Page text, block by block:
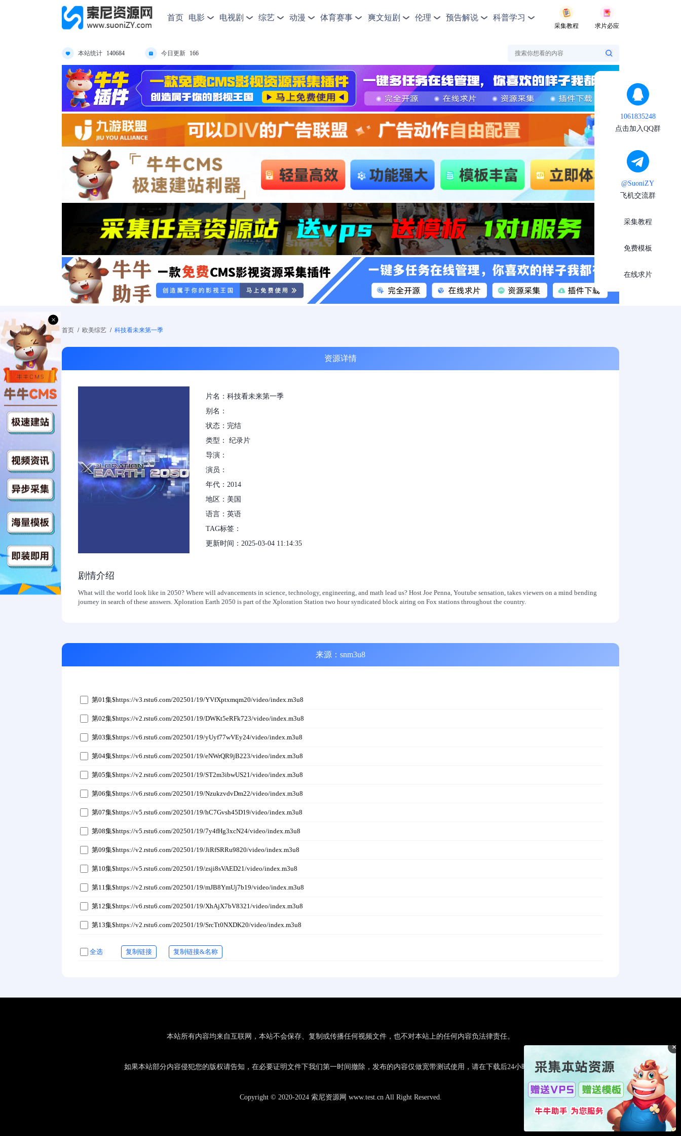
首页 电影 电视剧 综艺 动漫 体育赛事 爽文短剧 伦理 预告解说 科普学习
采集教程 求片必应
本站统计 140684 今日更新 166
首页 / 欧美综艺 / 科技看未来第一季
资源详情
片名：科技看未来第一季
别名：
状态：完结
类型： 纪录片
导演：
演员：
年代：2014
地区：美国
语言：英语
TAG标签：
更新时间：2025-03-04 11:14:35
剧情介绍
What will the world look like in 2050? Where will advancements in science, technology, engineering, and math lead us? Host Joe Penna, Youtube sensation, takes viewers on a mind bending
journey in search of these answers. Xploration Earth 2050 is part of the Xploration Station two hour syndicated block airing on Fox stations throughout the country.
来源：snm3u8
第01集$https://v3.rstu6.com/202501/19/YVfXptxmqm20/video/index.m3u8
第02集$https://v2.rstu6.com/202501/19/DWKt5eRFk723/video/index.m3u8
第03集$https://v6.rstu6.com/202501/19/yUyf77wVEy24/video/index.m3u8
第04集$https://v6.rstu6.com/202501/19/eNWrQR9jB223/video/index.m3u8
第05集$https://v2.rstu6.com/202501/19/ST2m3ibwUS21/video/index.m3u8
第06集$https://v6.rstu6.com/202501/19/NzukzvdvDm22/video/index.m3u8
第07集$https://v5.rstu6.com/202501/19/hC7Gvsh45D19/video/index.m3u8
第08集$https://v5.rstu6.com/202501/19/7y4fHg3xcN24/video/index.m3u8
第09集$https://v2.rstu6.com/202501/19/JiRfSRRu9820/video/index.m3u8
第10集$https://v5.rstu6.com/202501/19/zsji8sVAED21/video/index.m3u8
第11集$https://v2.rstu6.com/202501/19/mJB8YmUj7b19/video/index.m3u8
第12集$https://v6.rstu6.com/202501/19/XhAjX7bV8321/video/index.m3u8
第13集$https://v2.rstu6.com/202501/19/SrcTt0NXDK20/video/index.m3u8
全选 复制链接 复制链接&名称
1061835248
点击加入QQ群
@SuoniZY
飞机交流群
采集教程
免费模板
在线求片
本站所有内容均来自互联网，本站不会保存、复制或传播任何视频文件，也不对本站上的任何内容负法律责任。
如果本站部分内容侵犯您的版权请告知，在必要证明文件下我们第一时间撤除，发布的内容仅做宽带测试使用，请在下载后24小时内删除。
Copyright © 2020-2024 索尼资源网 www.test.cn All Right Reserved.
×
×